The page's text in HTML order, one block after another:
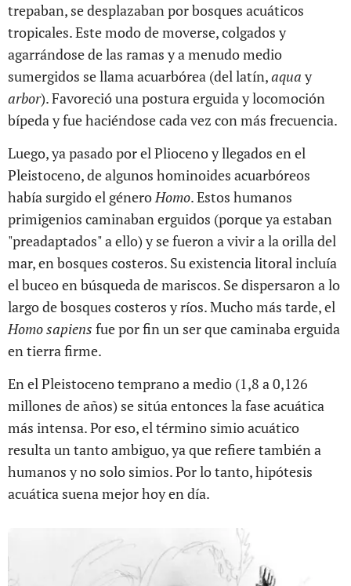
trepaban, se desplazaban por bosques acuáticos
tropicales. Este modo de moverse, colgados y
agarrándose de las ramas y a menudo medio
sumergidos se llama acuarbórea (del latín,aqua y
arbor). Favoreció una postura erguida y locomoción
bípeda y fue haciéndose cada vez con más frecuencia.
Luego, ya pasado por el Plioceno y llegados en el
Pleistoceno, de algunos hominoides acuarbóreos
había surgido el géneroHomo. Estos humanos
primigenios caminaban erguidos (porque ya estaban
"preadaptados" a ello) y se fueron a vivir a la orilla del
mar, en bosques costeros. Su existencia litoral incluía
el buceo en búsqueda de mariscos. Se dispersaron a lo
largo de bosques costeros y ríos. Mucho más tarde, el
Homo sapiens fue por fin un ser que caminaba erguida
en tierra firme.
En el Pleistoceno temprano a medio (1,8 a 0,126
millones de años) se sitúa entonces la fase acuática
más intensa. Por eso, el término simio acuático
resulta un tanto ambiguo, ya que refiere también a
humanos y no solo simios. Por lo tanto, hipótesis
acuática suena mejor hoy en día.